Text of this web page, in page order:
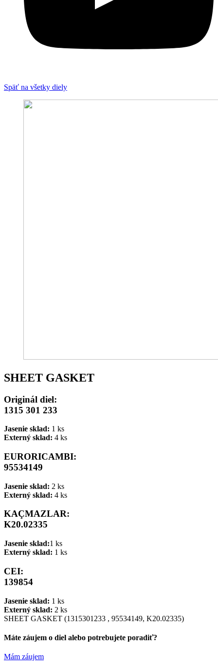
Späť na všetky diely
SHEET GASKET
Originál diel:
1315 301 233
Jasenie sklad: 1 ks
Externý sklad: 4 ks
EURORICAMBI:
95534149
Jasenie sklad: 2 ks
Externý sklad: 4 ks
KAÇMAZLAR:
K20.02335
Jasenie sklad:1 ks
Externý sklad: 1 ks
CEI:
139854
Jasenie sklad: 1 ks
Externý sklad: 2 ks
SHEET GASKET (1315301233 , 95534149, K20.02335)
Máte záujem o diel alebo potrebujete poradiť?
Mám záujem